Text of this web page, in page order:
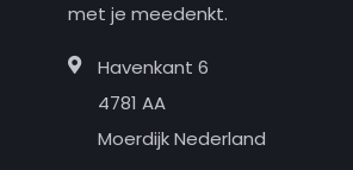
met je meedenkt.
Havenkant 6
4781 AA
Moerdijk Nederland